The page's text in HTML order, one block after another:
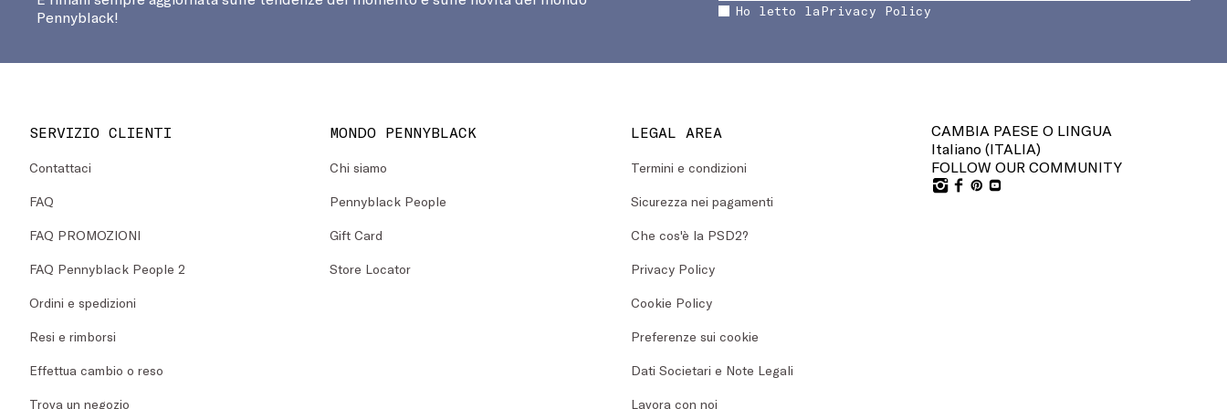
Pennyblack!
Ho letto laPrivacy Policy
SERVIZIO CLIENTI
Contattaci
FAQ
FAQ PROMOZIONI
FAQ Pennyblack People 2
Ordini e spedizioni
Resi e rimborsi
Effettua cambio o reso
Trova un negozio
MONDO PENNYBLACK
Chi siamo
Pennyblack People
Gift Card
Store Locator
LEGAL AREA
Termini e condizioni
Sicurezza nei pagamenti
Che cos'è la PSD2?
Privacy Policy
Cookie Policy
Preferenze sui cookie
Dati Societari e Note Legali
Lavora con noi
CAMBIA PAESE O LINGUA
Italiano (ITALIA)
FOLLOW OUR COMMUNITY